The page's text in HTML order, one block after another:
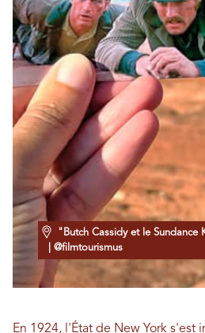
"Butch Cassidy et le Sundance
| @filmtourismus
En 1924, l'État de New York s'est